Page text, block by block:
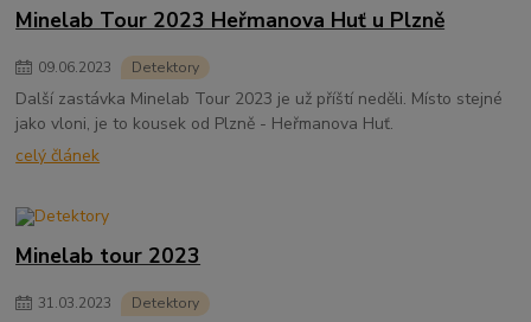
Minelab Tour 2023 Heřmanova Huť u Plzně
09.06.2023 Detektory
Další zastávka Minelab Tour 2023 je už příští neděli. Místo stejné
jako vloni, je to kousek od Plzně - Heřmanova Huť.
celý článek
Minelab tour 2023
31.03.2023 Detektory